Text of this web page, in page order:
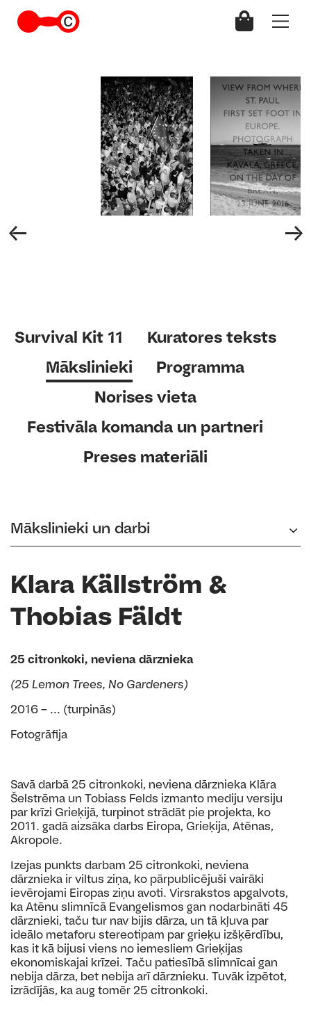
Survival Kit 11
Kuratores teksts
Mākslinieki
Programma
Norises vieta
Festivāla komanda un partneri
Preses materiāli
Mākslinieki un darbi
Klara Källström &
Thobias Fäldt
25 citronkoki, neviena dārznieka
(25 Lemon Trees, No Gardeners)
2016 – ... (turpinās)
Fotogrāfija
Savā darbā 25 citronkoki, neviena dārznieka Klāra
Šelstrēma un Tobiass Felds izmanto mediju versiju
par krīzi Grieķijā, turpinot strādāt pie projekta, ko
2011. gadā aizsāka darbs Eiropa, Grieķija, Atēnas,
Akropole.
Izejas punkts darbam 25 citronkoki, neviena
dārznieka ir viltus ziņa, ko pārpublicējuši vairāki
ievērojami Eiropas ziņu avoti. Virsrakstos apgalvots,
ka Atēnu slimnīcā Evangelismos gan nodarbināti 45
dārznieki, taču tur nav bijis dārza, un tā kļuva par
ideālo metaforu stereotipam par grieķu izšķērdību,
kas it kā bijusi viens no iemesliem Grieķijas
ekonomiskajai krīzei. Taču patiesībā slimnīcai gan
nebija dārza, bet nebija arī dārznieku. Tuvāk izpētot,
izrādījās, ka aug tomēr 25 citronkoki.